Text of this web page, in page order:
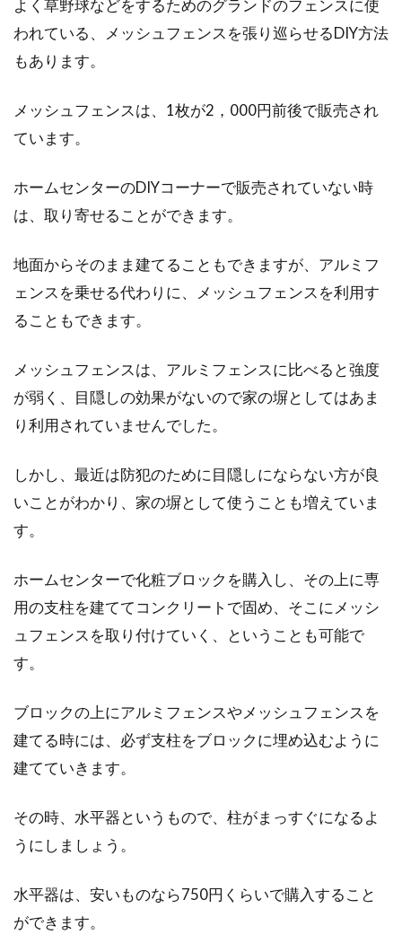
よく草野球などをするためのグランドのフェンスに使
われている、メッシュフェンスを張り巡らせるDIY方法
もあります。
メッシュフェンスは、1枚が2，000円前後で販売され
ています。
ホームセンターのDIYコーナーで販売されていない時
は、取り寄せることができます。
地面からそのまま建てることもできますが、アルミフ
ェンスを乗せる代わりに、メッシュフェンスを利用す
ることもできます。
メッシュフェンスは、アルミフェンスに比べると強度
が弱く、目隠しの効果がないので家の塀としてはあま
り利用されていませんでした。
しかし、最近は防犯のために目隠しにならない方が良
いことがわかり、家の塀として使うことも増えていま
す。
ホームセンターで化粧ブロックを購入し、その上に専
用の支柱を建ててコンクリートで固め、そこにメッシ
ュフェンスを取り付けていく、ということも可能で
す。
ブロックの上にアルミフェンスやメッシュフェンスを
建てる時には、必ず支柱をブロックに埋め込むように
建てていきます。
その時、水平器というもので、柱がまっすぐになるよ
うにしましょう。
水平器は、安いものなら750円くらいで購入すること
ができます。